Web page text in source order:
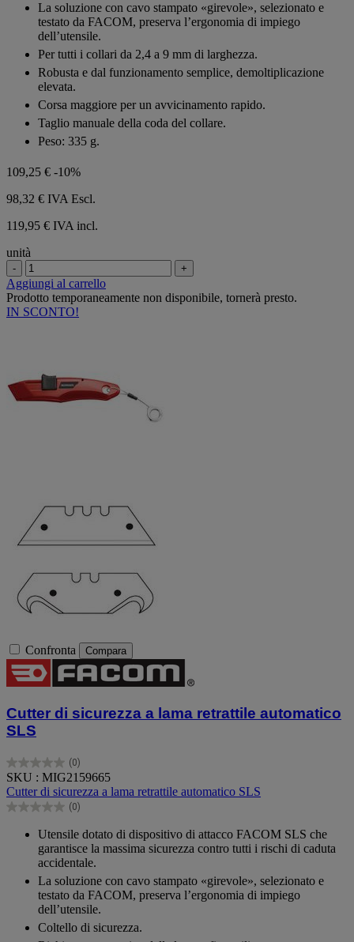
La soluzione con cavo stampato «girevole», selezionato e
testato da FACOM, preserva l’ergonomia di impiego
dell’utensile.
Per tutti i collari da 2,4 a 9 mm di larghezza.
Robusta e dal funzionamento semplice, demoltiplicazione
elevata.
Corsa maggiore per un avvicinamento rapido.
Taglio manuale della coda del collare.
Peso: 335 g.
109,25 € -10%
98,32 € IVA Escl.
119,95 € IVA incl.
unità
- +
Aggiungi al carrello
Prodotto temporaneamente non disponibile, tornerà presto.
IN SCONTO!
Confronta Compara
Cutter di sicurezza a lama retrattile automatico
SLS
(0)
0.0
su
5
stelle.
SKU : MIG2159665
Cutter di sicurezza a lama retrattile automatico SLS
(0)
0.0
Utensile dotato di dispositivo di attacco FACOM SLS che
garantisce la massima sicurezza contro tutti i rischi di caduta
accidentale.
La soluzione con cavo stampato «girevole», selezionato e
testato da FACOM, preserva l’ergonomia di impiego
dell’utensile.
Coltello di sicurezza.